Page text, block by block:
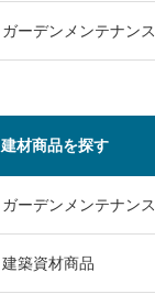
ガーデンメンテナンス
建材商品を探す
ガーデンメンテナンス
建築資材商品